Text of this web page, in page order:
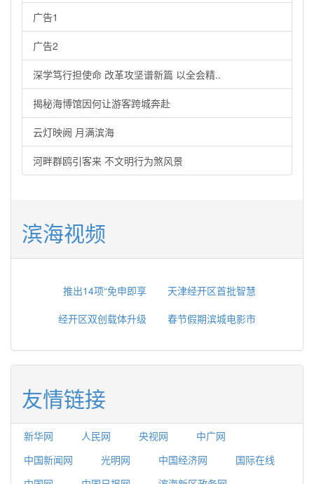
广告1
广告2
深学笃行担使命 改革攻坚谱新篇 以全会精..
揭秘海博馆因何让游客跨城奔赴
云灯映阙 月满滨海
河畔群鸥引客来 不文明行为煞风景
滨海视频
推出14项“免申即享
天津经开区首批智慧
经开区双创载体升级
春节假期滨城电影市
友情链接
新华网 人民网 央视网
中广网
中国新闻网
光明网 中国经济网
国际在线